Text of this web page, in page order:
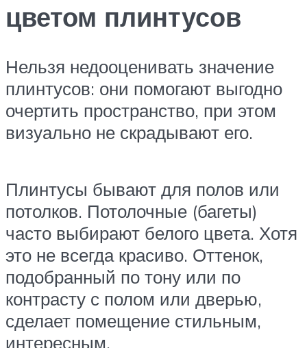
цветом плинтусов
Нельзя недооценивать значение
плинтусов: они помогают выгодно
очертить пространство, при этом
визуально не скрадывают его.
Плинтусы бывают для полов или
потолков. Потолочные (багеты)
часто выбирают белого цвета. Хотя
это не всегда красиво. Оттенок,
подобранный по тону или по
контрасту с полом или дверью,
сделает помещение стильным,
интересным.